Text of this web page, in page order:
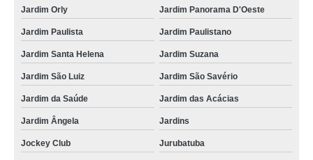
onde acho piso vinílico durafloor dallas Faria Lima
piso vinílico durafloor dallas orçamento Cidade Ademar
piso vinílico durafloor aspen orçamento Aricanduva
onde acho piso vinílico durafloor urban cartagena Jardim Cinco de Julho
piso vinílico durafloor atlanta Piqueri
onde tem piso vinílico durafloor florença Mauá
piso vinílico durafloor dallas orçamento Parque Savoy City
Jardim Orly Jardim Panorama D'Oeste
Jardim Paulista Jardim Paulistano
Jardim Santa Helena Jardim Suzana
Jardim São Luiz Jardim São Savério
Jardim da Saúde Jardim das Acácias
Jardim Ângela Jardins
Jockey Club Jurubatuba